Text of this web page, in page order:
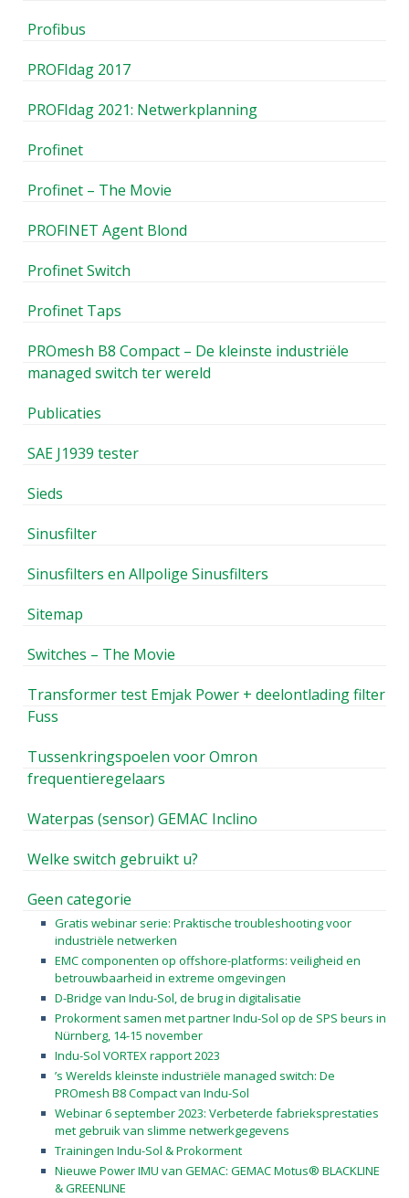
Profibus
PROFIdag 2017
PROFIdag 2021: Netwerkplanning
Profinet
Profinet – The Movie
PROFINET Agent Blond
Profinet Switch
Profinet Taps
PROmesh B8 Compact – De kleinste industriële
managed switch ter wereld
Publicaties
SAE J1939 tester
Sieds
Sinusfilter
Sinusfilters en Allpolige Sinusfilters
Sitemap
Switches – The Movie
Transformer test Emjak Power + deelontlading filter
Fuss
Tussenkringspoelen voor Omron
frequentieregelaars
Waterpas (sensor) GEMAC Inclino
Welke switch gebruikt u?
Geen categorie
Gratis webinar serie: Praktische troubleshooting voor
industriële netwerken
EMC componenten op offshore-platforms: veiligheid en
betrouwbaarheid in extreme omgevingen
D-Bridge van Indu-Sol, de brug in digitalisatie
Prokorment samen met partner Indu-Sol op de SPS beurs in
Nürnberg, 14-15 november
Indu-Sol VORTEX rapport 2023
’s Werelds kleinste industriële managed switch: De
PROmesh B8 Compact van Indu-Sol
Webinar 6 september 2023: Verbeterde fabrieksprestaties
met gebruik van slimme netwerkgegevens
Trainingen Indu-Sol & Prokorment
Nieuwe Power IMU van GEMAC: GEMAC Motus® BLACKLINE
& GREENLINE